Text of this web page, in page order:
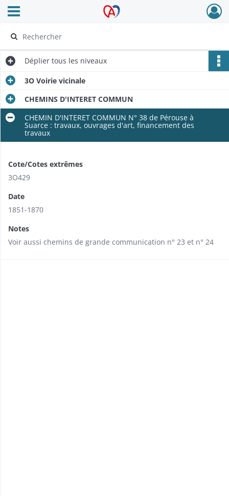
Archives Alsace - Colmar
Ouvrir le menu déroulant
Déplier tous les niveaux
3O Voirie vicinale
CHEMINS D'INTERET COMMUN
CHEMIN D'INTERET COMMUN N° 38 de Pérouse à
Suarce : travaux, ouvrages d'art, financement des
travaux
Cote/Cotes extrêmes
3O429
Date
1851-1870
Notes
Voir aussi chemins de grande communication n° 23 et n° 24